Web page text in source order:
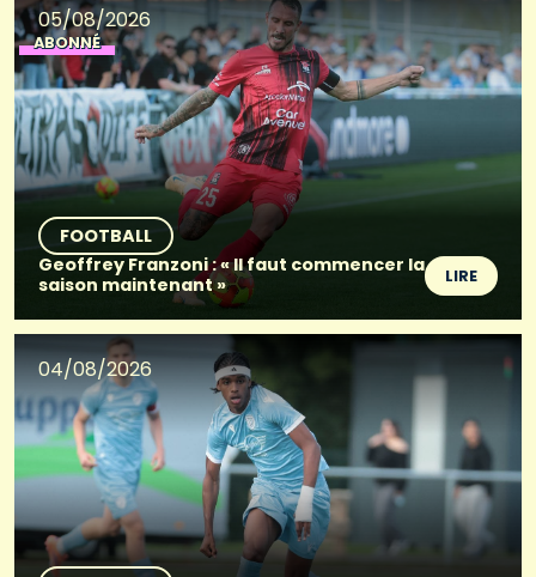
05/08/2026
ABONNÉ
FOOTBALL
Geoffrey Franzoni : « Il faut commencer la
saison maintenant »
LIRE
04/08/2026